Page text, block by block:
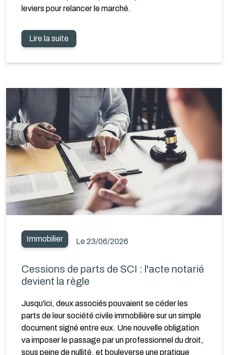
leviers pour relancer le marché.
Lire la suite
Immobilier Le 23/06/2026
Cessions de parts de SCI : l'acte notarié
devient la règle
Jusqu'ici, deux associés pouvaient se céder les
parts de leur société civile immobilière sur un simple
document signé entre eux. Une nouvelle obligation
va imposer le passage par un professionnel du droit,
sous peine de nullité, et bouleverse une pratique